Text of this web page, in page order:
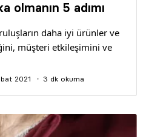
olmanın 5 adımı
daha iyi ürünler ve
müşteri etkileşimini ve
2021 3 dk okuma